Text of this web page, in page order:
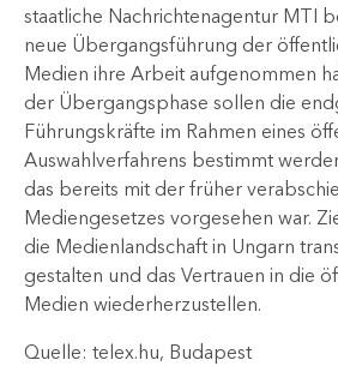
staatliche Nachrichtenagentur MTI
neue Übergangsführung der
Medien ihre Arbeit aufgenommen
der Übergangsphase sollen die
Führungskräfte im Rahmen eines
Auswahlverfahrens bestimmt
das bereits mit der früher
Mediengesetzes vorgesehen war.
die Medienlandschaft in Ungarn
gestalten und das Vertrauen in die
Medien wiederherzustellen.​​
Quelle: telex.hu, Budapest